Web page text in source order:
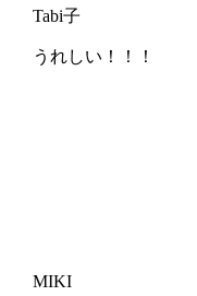
Tabi子
うれしい！！！
MIKI